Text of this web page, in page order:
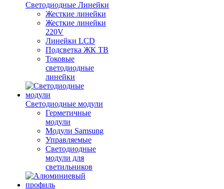
Светодиодные Линейки
Жесткие линейки
Жесткие линейки
220V
Линейки LCD
Подсветка ЖК ТВ
Токовые
светодиодные
линейки
Светодиодные модули
Герметичные
модули
Модули Samsung
Управляемые
Светодиодные
модули для
светильников